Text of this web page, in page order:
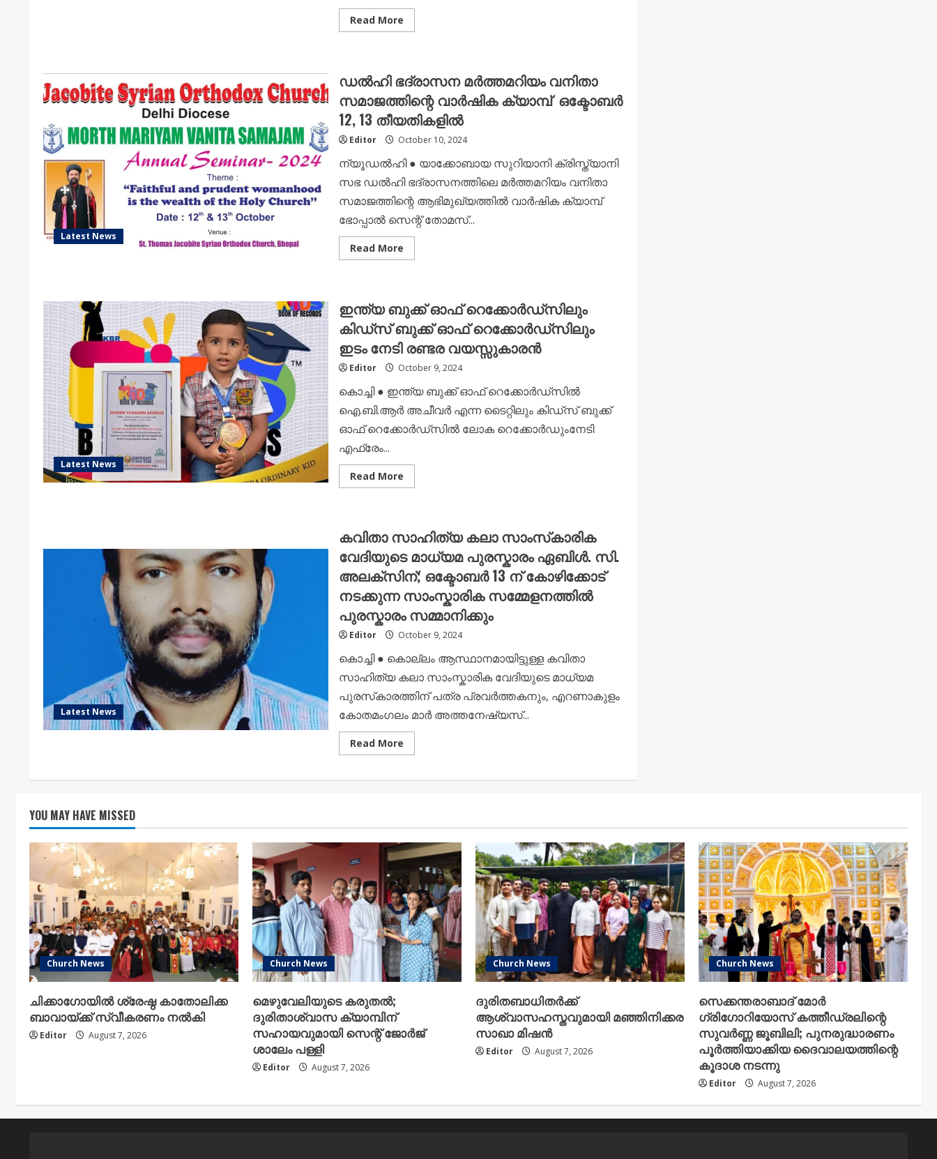
Read MoreRead
more
സമൂഹത്തിന്
നീതിനിഷേധം
തുടരുന്നു;
പള്ളി
സംരക്ഷണത്തിനായി
ഒരുമയോടെ
വിശ്വാസികൾ
;
ഇന്നത്തെ
ദിവസം
മുഴുവന്നൂർ
പള്ളിയ്ക്കൊപ്പം
Latest News
ഡൽഹി ഭദ്രാസന മർത്തമറിയം വനിതാ
സമാജത്തിന്റെ വാർഷിക ക്യാമ്പ് ഒക്ടോബർ
12, 13 തീയതികളിൽ
Editor October 10, 2024
ന്യൂഡൽഹി ● യാക്കോബായ സുറിയാനി ക്രിസ്ത്യാനി
സഭ ഡൽഹി ഭദ്രാസനത്തിലെ മർത്തമറിയം വനിതാ
സമാജത്തിന്റെ ആഭിമുഖ്യത്തിൽ വാർഷിക ക്യാമ്പ്
ഭോപ്പാൽ സെന്റ് തോമസ്...
Read MoreRead
more
വനിതാ
സമാജത്തിന്റെ
വാർഷിക
ക്യാമ്പ്
ഒക്ടോബർ
12,
13
തീയതികളിൽ
Latest News
ഇന്ത്യ ബുക്ക്‌ ഓഫ് റെക്കോർഡ്സിലും
കിഡ്സ്‌ ബുക്ക്‌ ഓഫ് റെക്കോർഡ്സിലും
ഇടം നേടി രണ്ടര വയസ്സുകാരൻ
Editor October 9, 2024
കൊച്ചി ● ഇന്ത്യ ബുക്ക്‌ ഓഫ് റെക്കോർഡ്സിൽ
ഐ.ബി.ആർ അചീവർ എന്ന ടൈറ്റിലും കിഡ്സ്‌ ബുക്ക്‌
ഓഫ് റെക്കോർഡ്സിൽ ലോക റെക്കോർഡുംനേടി
എഫ്രേം...
Read MoreRead
more
റെക്കോർഡ്സിലും
കിഡ്സ്‌
ബുക്ക്‌
ഓഫ്
റെക്കോർഡ്സിലും
ഇടം
നേടി
രണ്ടര
വയസ്സുകാരൻ
Latest News
കവിതാ സാഹിത്യ കലാ സാംസ്‌കാരിക
വേദിയുടെ മാധ്യമ പുരസ്കാരം ഏബിൾ. സി.
അലക്സിന്; ഒക്ടോബർ 13 ന് കോഴിക്കോട്
നടക്കുന്ന സാംസ്കാരിക സമ്മേളനത്തിൽ
പുരസ്കാരം സമ്മാനിക്കും
Editor October 9, 2024
കൊച്ചി ● കൊല്ലം ആസ്ഥാനമായിട്ടുള്ള കവിതാ
സാഹിത്യ കലാ സാംസ്കാരിക വേദിയുടെ മാധ്യമ
പുരസ്‌കാരത്തിന് പത്ര പ്രവർത്തകനും, എറണാകുളം
കോതമംഗലം മാർ അത്തനേഷ്യസ്...
Read MoreRead
more
സാഹിത്യ
പുരസ്കാരം
ഏബിൾ.
സി.
അലക്സിന്;
ഒക്ടോബർ
13
ന്
കോഴിക്കോട്
നടക്കുന്ന
സാംസ്കാരിക
സമ്മേളനത്തിൽ
പുരസ്കാരം
സമ്മാനിക്കും
YOU MAY HAVE MISSED
Church News
ചിക്കാഗോയിൽ ശ്രേഷ്ഠ കാതോലിക്ക
ബാവായ്ക്ക് സ്വീകരണം നൽകി
Editor August 7, 2026
Church News
മെഴുവേലിയുടെ കരുതൽ;
ദുരിതാശ്വാസ ക്യാമ്പിന്
സഹായവുമായി സെന്റ് ജോർജ്
ശാലേം പള്ളി
Editor August 7, 2026
Church News
ദുരിതബാധിതർക്ക്
ആശ്വാസഹസ്തവുമായി മഞ്ഞിനിക്കര
സാഖാ മിഷൻ
Editor August 7, 2026
Church News
സെക്കന്തരാബാദ് മോർ
ഗ്രിഗോറിയോസ് കത്തീഡ്രലിന്റെ
സുവർണ്ണ ജൂബിലി; പുനരുദ്ധാരണം
പൂർത്തിയാക്കിയ ദൈവാലയത്തിന്റെ
കൂദാശ നടന്നു
Editor August 7, 2026